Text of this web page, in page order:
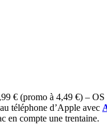
€ (promo à 4,49 €) –
téléphone d’Apple avec
en compte une trentaine.